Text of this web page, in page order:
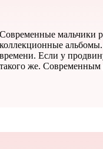
Современные мальчики
коллекционные
времени. Если у
такого же. Современным